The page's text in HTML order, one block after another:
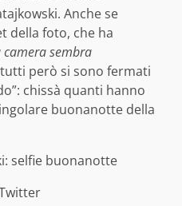
Anche se
della foto, che ha
camera sembra
tutti però si sono fermati
chissà quanti hanno
buonanotte della